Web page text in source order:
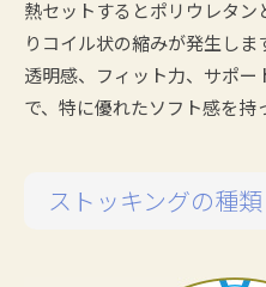
熱セットするとポリウレタ
りコイル状の縮みが発生しま
透明感、フィット力、サポ
で、特に優れたソフト感を持
ストッキングの種類